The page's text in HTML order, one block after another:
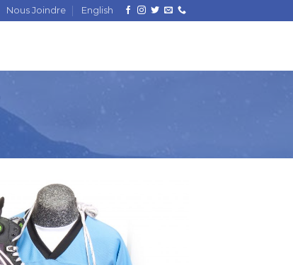
Nous Joindre English